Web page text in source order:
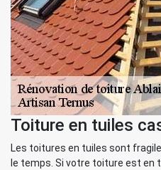
Toiture en tuiles
Les toitures en tuiles sont
le temps. Si votre toiture est en